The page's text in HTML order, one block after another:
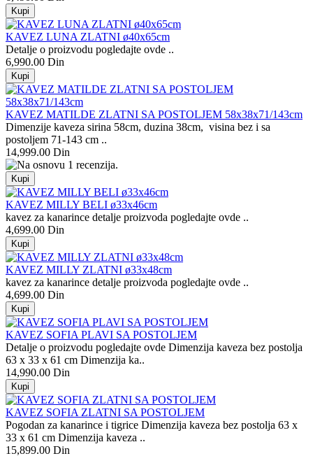
KAVEZ LUNA ZLATNI ø40x65cm
Detalje o proizvodu pogledajte ovde ..
6,990.00 Din
KAVEZ MATILDE ZLATNI SA POSTOLJEM 58x38x71/143cm
Dimenzije kaveza sirina 58cm, duzina 38cm, visina bez i sa
postoljem 71-143 cm ..
14,999.00 Din
KAVEZ MILLY BELI ø33x46cm
kavez za kanarince detalje proizvoda pogledajte ovde ..
4,699.00 Din
KAVEZ MILLY ZLATNI ø33x48cm
kavez za kanarince detalje proizvoda pogledajte ovde ..
4,699.00 Din
KAVEZ SOFIA PLAVI SA POSTOLJEM
Detalje o proizvodu pogledajte ovde Dimenzija kaveza bez postolja
63 x 33 x 61 cm Dimenzija ka..
14,990.00 Din
KAVEZ SOFIA ZLATNI SA POSTOLJEM
Pogodan za kanarince i tigrice Dimenzija kaveza bez postolja 63 x
33 x 61 cm Dimenzija kaveza ..
15,899.00 Din